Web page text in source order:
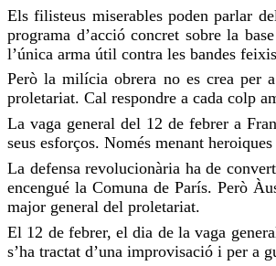
Els filisteus miserables poden parlar
programa d’acció concret sobre la
l’única arma útil contra les bandes
Però la milícia obrera no es crea per
proletariat. Cal respondre a cada colp
La vaga general del 12 de febrer a
seus esforços. Només menant
La defensa revolucionària ha de
encengué la Comuna de París. Però
major general del proletariat.
El 12 de febrer, el dia de la vaga
s’ha tractat d’una improvisació i per a